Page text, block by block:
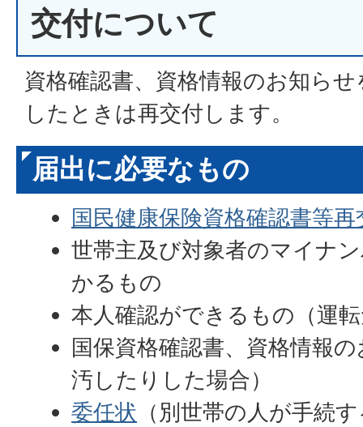
交付について
資格確認書、資格情報のお知ら
したときは再交付します。
届出に必要なもの
国民健康保険資格確認書等
世帯主及び対象者のマイナ
かるもの
本人確認ができるもの（運
国保資格確認書、資格情報
汚したりした場合）
委任状 （別世帯の人が手続